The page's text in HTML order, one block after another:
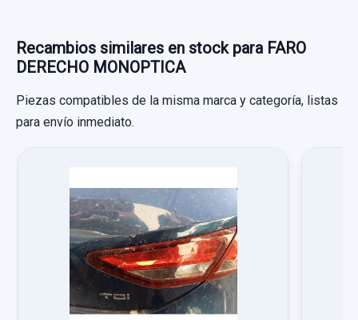
FARO IZQUIERDO MONOPTICA
Garantía 1 año
Ref:757711
20,00 €
MANDO VOLANTE
MANDO VOLANTE usado.
SEAT ALHAMBRA (7V8) GRAN VIA
Garantía 1 año
Recambios similares en stock para FARO
DERECHO MONOPTICA
Piezas compatibles de la misma marca y categoría, listas
para envío inmediato.